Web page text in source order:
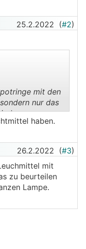
25.2.2022 (#2)
mit den
nur das
man
haben.
26.2.2022 (#3)
mit
zu beurteilen
Lampe.